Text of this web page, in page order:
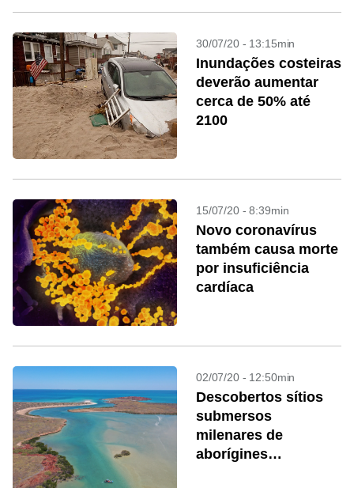
30/07/20 - 13:15min
Inundações costeiras
deverão aumentar
cerca de 50% até
2100
15/07/20 - 8:39min
Novo coronavírus
também causa morte
por insuficiência
cardíaca
02/07/20 - 12:50min
Descobertos sítios
submersos
milenares de
aborígines